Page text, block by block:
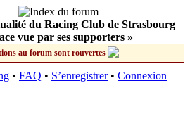
du Racing Club de Strasbourg
vue par ses supporters »
au forum sont rouvertes
• FAQ • S’enregistrer• Connexion